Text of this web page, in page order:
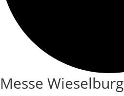
Messe Wieselburg